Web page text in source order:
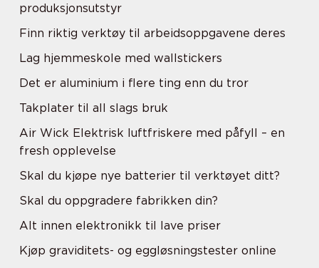
produksjonsutstyr
Finn riktig verktøy til arbeidsoppgavene deres
Lag hjemmeskole med wallstickers
Det er aluminium i flere ting enn du tror
Takplater til all slags bruk
Air Wick Elektrisk luftfriskere med påfyll – en
fresh opplevelse
Skal du kjøpe nye batterier til verktøyet ditt?
Skal du oppgradere fabrikken din?
Alt innen elektronikk til lave priser
Kjøp graviditets- og eggløsningstester online